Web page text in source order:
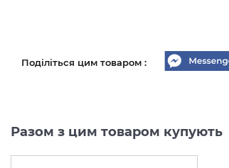
Поділіться цим товаром :
Разом з цим товаром купують